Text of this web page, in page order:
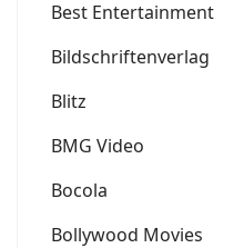
Best Entertainment
Bildschriftenverlag
Blitz
BMG Video
Bocola
Bollywood Movies